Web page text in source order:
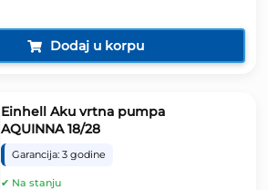
Dodaj u korpu
Einhell Aku vrtna pumpa
AQUINNA 18/28
Garancija: 3 godine
✔ Na stanju